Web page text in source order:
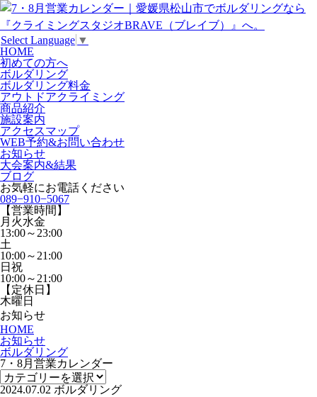
Select Language ▼
HOME
初めての方へ
ボルダリング
ボルダリング料金
アウトドアクライミング
商品紹介
施設案内
アクセスマップ
WEB予約&お問い合わせ
お知らせ
大会案内&結果
ブログ
お気軽にお電話ください
089−910−5067
【営業時間】
月火水金
13:00～23:00
土
10:00～21:00
日祝
10:00～21:00
【定休日】
木曜日
お知らせ
HOME
お知らせ
ボルダリング
7・8月営業カレンダー
2024.07.02 ボルダリング